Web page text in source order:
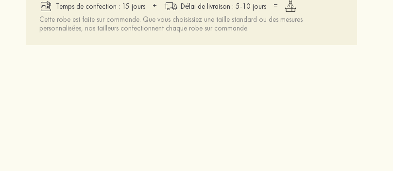
Temps de confection : 15 jours
+ Délai de livraison : 5-10 jours
=
Cette robe est faite sur commande. Que vous choisissiez une taille standard ou des mesures
personnalisées, nos tailleurs confectionnent chaque robe sur commande.